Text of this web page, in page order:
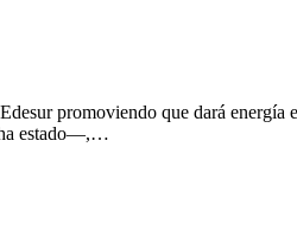
promoviendo que dará energía
ha estado—,…